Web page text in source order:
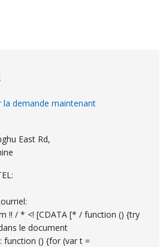
la demande maintenant
East Rd,
!! / * <! [CDATA [* / function () {try
le document
function () {for (var t =